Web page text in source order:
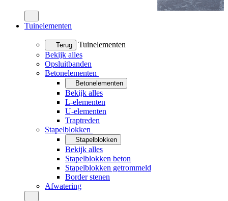
Tuinelementen
Terug
Tuinelementen
Bekijk alles
Opsluitbanden
Betonelementen
Betonelementen
Bekijk alles
L-elementen
U-elementen
Traptreden
Stapelblokken
Stapelblokken
Bekijk alles
Stapelblokken beton
Stapelblokken getrommeld
Border stenen
Afwatering